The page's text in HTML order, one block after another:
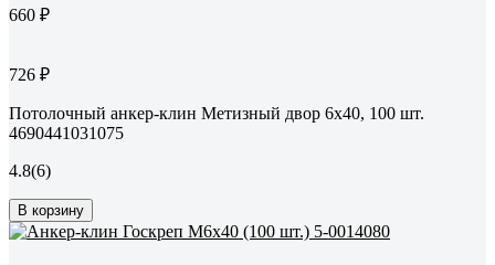
660 ₽
726 ₽
Потолочный анкер-клин Метизный двор 6х40, 100 шт.
4690441031075
4.8(6)
В корзину